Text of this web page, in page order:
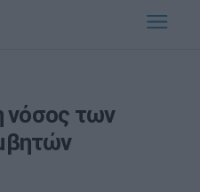
νόσος των